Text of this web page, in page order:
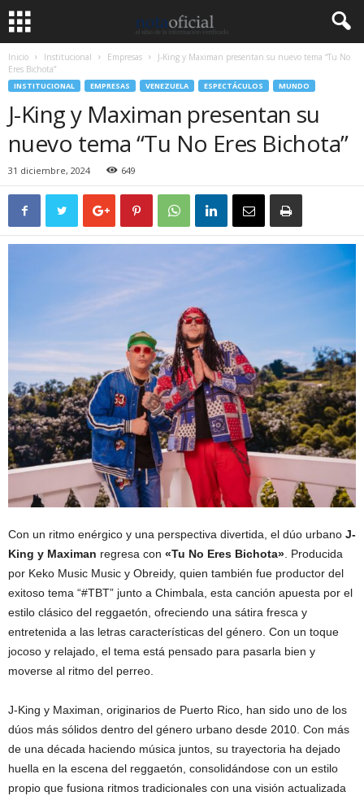
Inicio Institucional Empresas
J-King y Maximan presentan su nuevo tema “Tu No
Eres Bichota”
INSTITUCIONAL EMPRESAS VENEZUELA ESPECTÁCULOS MUNDO
J-King y Maximan presentan su
nuevo tema “Tu No Eres Bichota”
31 diciembre, 2024 649
Con un ritmo enérgico y una perspectiva divertida, el dúo urbano J-
King y Maximan regresa con «Tu No Eres Bichota». Producida
por Keko Music Music y Obreidy, quien también fue productor del
exitoso tema “#TBT” junto a Chimbala, esta canción apuesta por el
estilo clásico del reggaetón, ofreciendo una sátira fresca y
entretenida a las letras características del género. Con un toque
jocoso y relajado, el tema está pensado para pasarla bien y
moverse al ritmo del perreo.
J-King y Maximan, originarios de Puerto Rico, han sido uno de los
dúos más sólidos dentro del género urbano desde 2010. Con más
de una década haciendo música juntos, su trayectoria ha dejado
huella en la escena del reggaetón, consolidándose con un estilo
propio que fusiona ritmos tradicionales con una visión actualizada